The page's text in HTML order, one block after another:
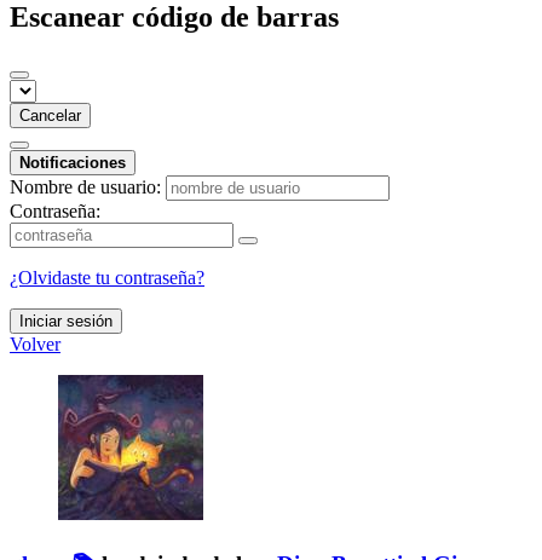
Escanear código de barras
Cancelar
Notificaciones
Nombre de usuario:
Contraseña:
¿Olvidaste tu contraseña?
Iniciar sesión
Volver